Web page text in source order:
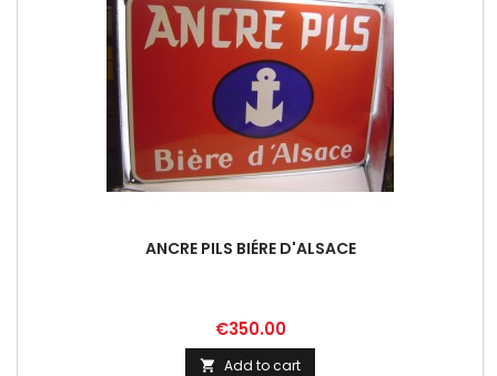
ANCRE PILS BIÉRE D'ALSACE
Price
€350.00
 Add to cart